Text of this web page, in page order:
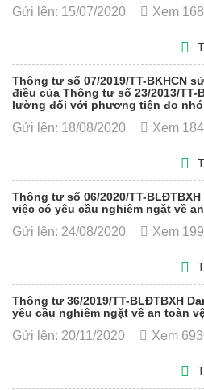
Gửi lên: 15/07/2020 Xem
Thông tư số 07/2019/TT-BKHCN
điều của Thông tư số 23/2013/TT-
lường đối với phương tiện đo
Gửi lên: 18/08/2020 Xem
Thông tư số 06/2020/TT-
việc có yêu cầu nghiêm ngặt về
Gửi lên: 24/08/2020 Xem
Thông tư 36/2019/TT-BLĐTBXH
yêu cầu nghiêm ngặt về an toàn
Gửi lên: 20/11/2020 Xem